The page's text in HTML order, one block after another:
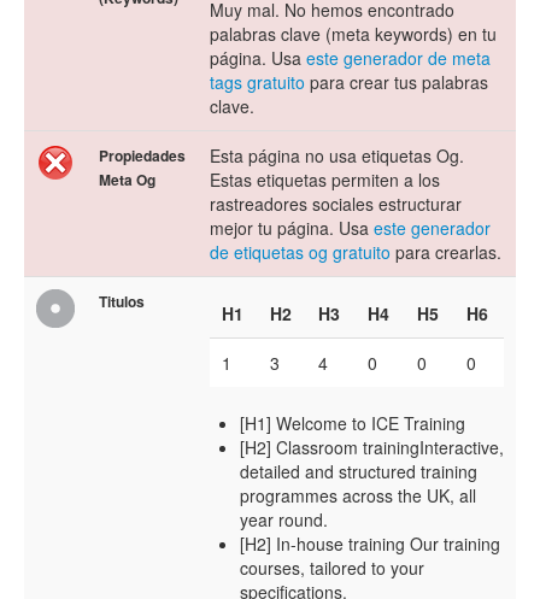
Muy mal. No hemos encontrado
palabras clave (meta keywords) en tu
página. Usa este generador de meta
tags gratuito para crear tus palabras
clave.
Propiedades
Meta Og
Esta página no usa etiquetas Og.
Estas etiquetas permiten a los
rastreadores sociales estructurar
mejor tu página. Usa este generador
de etiquetas og gratuito para crearlas.
Titulos H1 H2 H3 H4 H5 H6
1 3 4 0 0 0
[H1] Welcome to ICE Training
[H2] Classroom trainingInteractive,
detailed and structured training
programmes across the UK, all
year round.
[H2] In-house training Our training
courses, tailored to your
specifications.